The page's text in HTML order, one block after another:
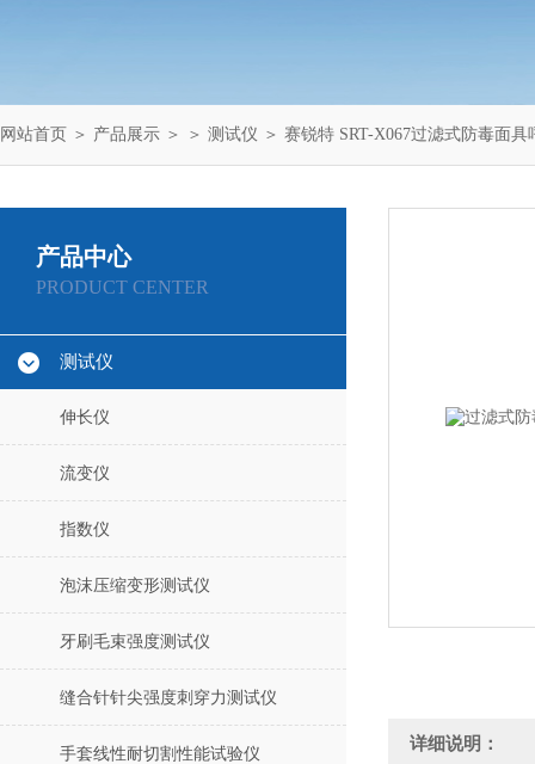
网站首页 ＞ 产品展示 ＞ ＞ 测试仪 ＞ 赛锐特 SRT-X067过滤式防毒面
产品中心
PRODUCT CENTER
测试仪
伸长仪
流变仪
指数仪
泡沫压缩变形测试仪
牙刷毛束强度测试仪
缝合针针尖强度刺穿力测试仪
手套线性耐切割性能试验仪
详细说明：